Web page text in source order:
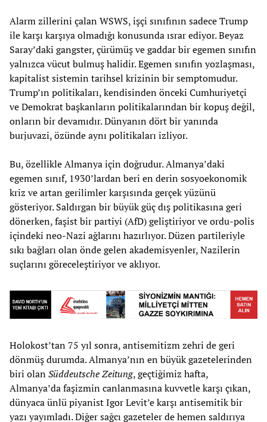
Alarm zillerini çalan WSWS, işçi sınıfının sadece Trump
ile karşı karşıya olmadığı konusunda ısrar ediyor. Beyaz
Saray’daki gangster, çürümüş ve gaddar bir egemen sınıfın
yalnızca vücut bulmuş halidir. Egemen sınıfın yozlaşması,
kapitalist sistemin tarihsel krizinin bir semptomudur.
Trump’ın politikaları, kendisinden önceki Cumhuriyetçi
ve Demokrat başkanların politikalarından bir kopuş değil,
onların bir devamıdır. Dünyanın dört bir yanında
burjuvazi, özünde aynı politikaları izliyor.
Bu, özellikle Almanya için doğrudur. Almanya’daki
egemen sınıf, 1930’lardan beri en derin sosyoekonomik
kriz ve artan gerilimler karşısında gerçek yüzünü
gösteriyor. Saldırgan bir büyük güç dış politikasına geri
dönerken, faşist bir partiyi (AfD) geliştiriyor ve ordu-polis
içindeki neo-Nazi ağlarını hazırlıyor. Düzen partileriyle
sıkı bağları olan önde gelen akademisyenler, Nazilerin
suçlarını göreceleştiriyor ve aklıyor.
Holokost’tan 75 yıl sonra, antisemitizm zehri de geri
dönmüş durumda. Almanya’nın en büyük gazetelerinden
biri olanSüddeutsche Zeitung, geçtiğimiz hafta,
Almanya’da faşizmin canlanmasına kuvvetle karşı çıkan,
dünyaca ünlü piyanist Igor Levit’e karşı antisemitik bir
yazı yayımladı. Diğer sağcı gazeteler de hemen saldırıya